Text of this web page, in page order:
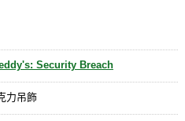
Security Breach
力吊飾